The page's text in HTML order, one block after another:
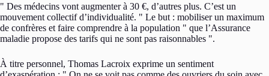
Des médecins vont augmenter à 30 €, d’autres plus. C’est un
mouvement collectif d’individualité.
Le but : mobiliser un maximum
de confrères et faire comprendre à la population
que l’Assurance
maladie propose des tarifs qui ne sont pas raisonnables
.
À titre personnel, Thomas Lacroix exprime un sentiment